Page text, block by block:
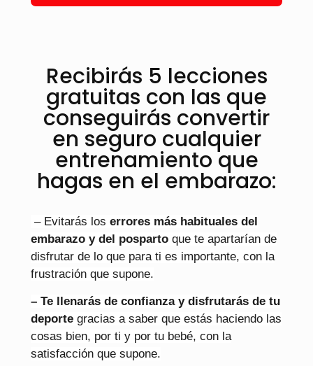
Recibirás 5 lecciones
gratuitas con las que
conseguirás convertir
en seguro cualquier
entrenamiento que
hagas en el embarazo:
– Evitarás los errores más habituales del
embarazo y del posparto que te apartarían de
disfrutar de lo que para ti es importante, con la
frustración que supone.
– Te llenarás de confianza y disfrutarás de tu
deporte gracias a saber que estás haciendo las
cosas bien, por ti y por tu bebé, con la
satisfacción que supone.